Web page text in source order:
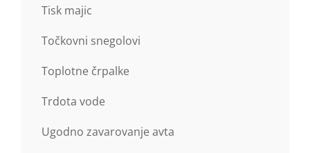
Tisk majic
Točkovni snegolovi
Toplotne črpalke
Trdota vode
Ugodno zavarovanje avta